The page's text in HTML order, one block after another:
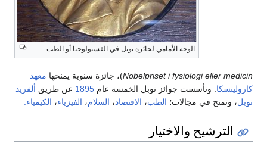
الوجه الأمامي لجائزة نوبل في الفسيولوجيا أو الطب.
Nobelpriset i fysiologi eller medicin)، جائزة سنوية يمنحها معهد
كارولينسكا. وتأسست جوائز نوبل الخمسة عام 1895 عن طريق ألفريد
نوبل، وتمنح في مجالات؛ الطب، الاقتصاد، السلام، الفيزياء، الكيمياء.
الترشيح والاختيار